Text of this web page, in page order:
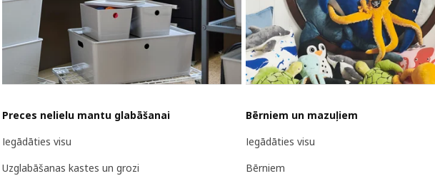
Preces nelielu mantu glabāšanai
Iegādāties visu
Uzglabāšanas kastes un grozi
Bērniem un mazuļiem
Iegādāties visu
Bērniem